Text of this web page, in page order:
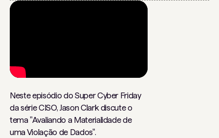
Neste episódio do Super Cyber ​​Friday
da série CISO, Jason Clark discute o
tema "Avaliando a Materialidade de
uma Violação de Dados".